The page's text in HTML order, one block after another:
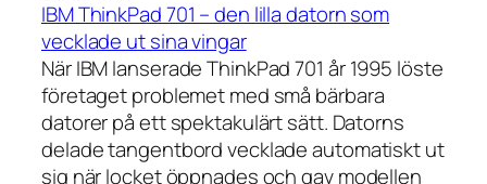
IBM ThinkPad 701 – den lilla datorn som
vecklade ut sina vingar
När IBM lanserade ThinkPad 701 år 1995 löste
företaget problemet med små bärbara
datorer på ett spektakulärt sätt. Datorns
delade tangentbord vecklade automatiskt ut
sig när locket öppnades och gav modellen